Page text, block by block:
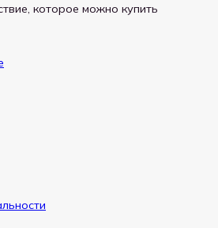
которое можно купить